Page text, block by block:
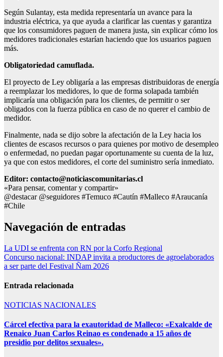
Según Sulantay, esta medida representaría un avance para la
industria eléctrica, ya que ayuda a clarificar las cuentas y garantiza
que los consumidores paguen de manera justa, sin explicar cómo los
medidores tradicionales estarían haciendo que los usuarios paguen
más.
Obligatoriedad camuflada.
El proyecto de Ley obligaría a las empresas distribuidoras de energía
a reemplazar los medidores, lo que de forma solapada también
implicaría una obligación para los clientes, de permitir o ser
obligados con la fuerza pública en caso de no querer el cambio de
medidor.
Finalmente, nada se dijo sobre la afectación de la Ley hacia los
clientes de escasos recursos o para quienes por motivo de desempleo
o enfermedad, no puedan pagar oportunamente su cuenta de la luz,
ya que con estos medidores, el corte del suministro sería inmediato.
Editor: contacto@noticiascomunitarias.cl
«Para pensar, comentar y compartir»
@destacar @seguidores #Temuco #Cautín #Malleco #Araucanía
#Chile
Navegación de entradas
La UDI se enfrenta con RN por la Corfo Regional
Concurso nacional: INDAP invita a productores de agroelaborados
a ser parte del Festival Ñam 2026
Entrada relacionada
NOTICIAS NACIONALES
Cárcel efectiva para la exautoridad de Malleco: «Exalcalde de
Renaico Juan Carlos Reinao es condenado a 15 años de
presidio por delitos sexuales».